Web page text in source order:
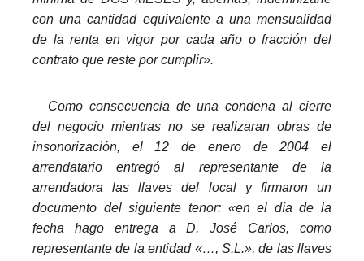
con una cantidad equivalente a una mensualidad
de la renta en vigor por cada año o fracción del
contrato que reste por cumplir».
Como consecuencia de una condena al cierre
del negocio mientras no se realizaran obras de
insonorización, el 12 de enero de 2004 el
arrendatario entregó al representante de la
arrendadora las llaves del local y firmaron un
documento del siguiente tenor: «en el día de la
fecha hago entrega a D. José Carlos, como
representante de la entidad «…, S.L.», de las llaves